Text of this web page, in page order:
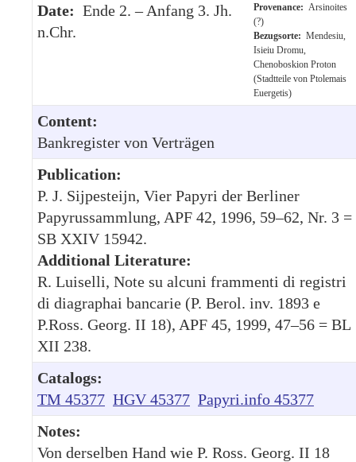
Date: Ende 2. – Anfang 3. Jh.
n.Chr.
Provenance: Arsinoites
(?)
Bezugsorte: Mendesiu,
Isieiu Dromu,
Chenoboskion Proton
(Stadtteile von Ptolemais
Euergetis)
Content:
Bankregister von Verträgen
Publication:
P. J. Sijpesteijn, Vier Papyri der Berliner
Papyrussammlung, APF 42, 1996, 59–62, Nr. 3 =
SB XXIV 15942.
Additional Literature:
R. Luiselli, Note su alcuni frammenti di registri
di diagraphai bancarie (P. Berol. inv. 1893 e
P.Ross. Georg. II 18), APF 45, 1999, 47–56 = BL
XII 238.
Catalogs:
TM 45377 HGV 45377 Papyri.info 45377
Notes:
Von derselben Hand wie P. Ross. Georg. II 18